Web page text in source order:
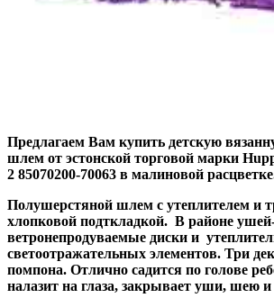
Предлагаем Вам купить детскую
шлем от эстонской торговой марки
2 85070200-70063 в малиновой
Полушерстяной шлем с утеплителем и
хлопковой подткладкой. В районе
ветронепродуваемые диски и
светоотражательных элементов. Три
помпона. Отлично садится по голове
налазит на глаза, закрывает уши, шею и